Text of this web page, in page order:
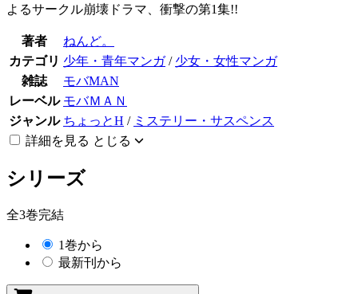
よるサークル崩壊ドラマ、衝撃の第1集!!
著者
ねんど。
カテゴリ 少年・青年マンガ/ 少女・女性マンガ
雑誌
モバMAN
レーベル モバＭＡＮ
ジャンル ちょっとH / ミステリー・サスペンス
詳細を見る とじる
シリーズ
全3巻完結
1巻から
最新刊から